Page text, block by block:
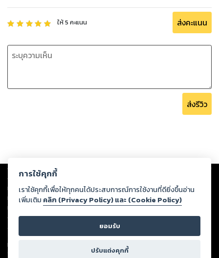
ให้5 คะแนน ส่งคะแนน
ส่งรีวิว
Copyright © 2026
ต่อผลงานหรือเนื้อหาใดที่อัปโหลดผ่านเว็บไซต์และปรากฏว่าละเมิดสิทธิใน
ทรัพย์สินทางปัญญาของบุคคลอื่นหรือขัดต่อกฎหมายและศีลธรรม ดังนั้น ผู้อ่าน
ทุกท่านโปรดใช้วิจารณญาณในการกลั่นกรองด้วยตนเอง และหากท่านพบว่าส่วน
หนึ่งส่วนใดขัดต่อกฎหมายและศีลธรรม กรุณาแจ้งมายังบริษัท เพื่อทีมงานจะได้
ดำเนินการในทันที ทั้งนี้ ทางสตอรี่ล็อกขอสงวนลิขสิทธิ์ตามพระราชบัญญัติ
ลิขสิทธิ์ พ.ศ. 2537 (ฉบับล่าสุด)
For support: member@ookbee.com
Version
การใช้คุกกี้
เราใช้คุกกี้เพื่อให้ทุกคนได้ประสบการณ์การใช้งานที่ดียิ่งขึ้นอ่าน
เพิ่มเติม คลิก (Privacy Policy) และ (Cookie Policy)
ยอมรับ
ปรับแต่งคุกกี้